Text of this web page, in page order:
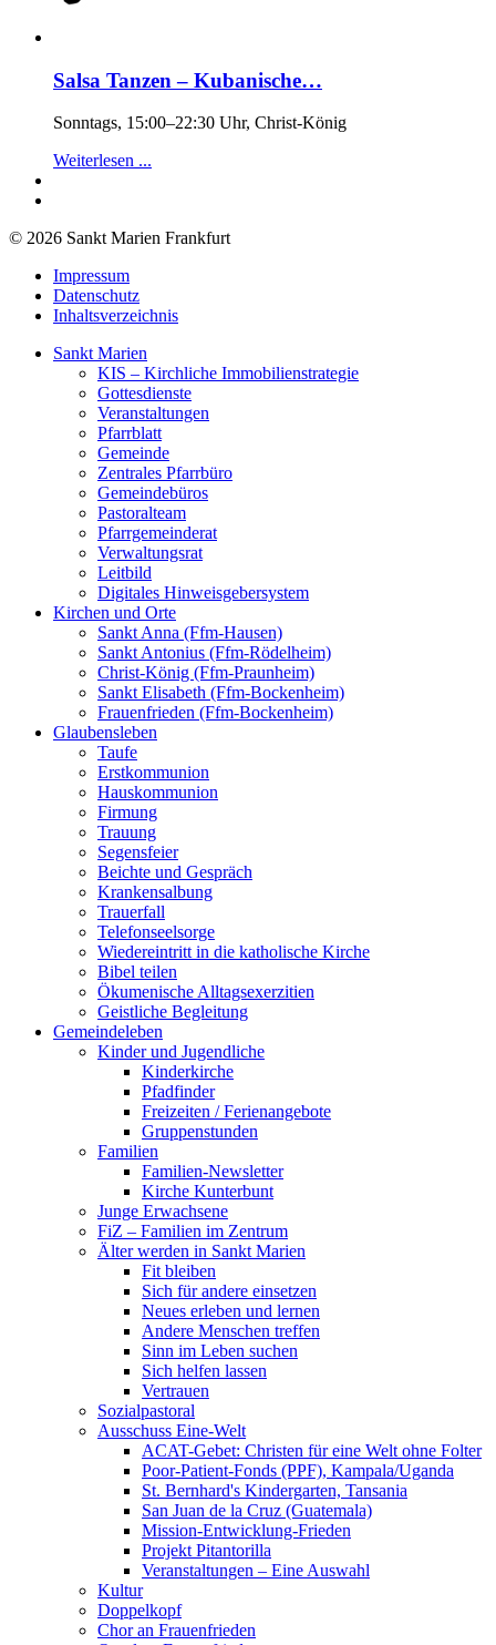
Salsa Tanzen – Kubanische…
Sonntags, 15:00–22:30 Uhr, Christ-König
Weiterlesen ...
© 2026 Sankt Marien Frankfurt
Impressum
Datenschutz
Inhaltsverzeichnis
Sankt Marien
KIS – Kirchliche Immobilienstrategie
Gottesdienste
Veranstaltungen
Pfarrblatt
Gemeinde
Zentrales Pfarrbüro
Gemeindebüros
Pastoralteam
Pfarrgemeinderat
Verwaltungsrat
Leitbild
Digitales Hinweisgebersystem
Kirchen und Orte
Sankt Anna (Ffm-Hausen)
Sankt Antonius (Ffm-Rödelheim)
Christ-König (Ffm-Praunheim)
Sankt Elisabeth (Ffm-Bockenheim)
Frauenfrieden (Ffm-Bockenheim)
Glaubensleben
Taufe
Erstkommunion
Hauskommunion
Firmung
Trauung
Segensfeier
Beichte und Gespräch
Krankensalbung
Trauerfall
Telefonseelsorge
Wiedereintritt in die katholische Kirche
Bibel teilen
Ökumenische Alltagsexerzitien
Geistliche Begleitung
Gemeindeleben
Kinder und Jugendliche
Kinderkirche
Pfadfinder
Freizeiten / Ferienangebote
Gruppenstunden
Familien
Familien-Newsletter
Kirche Kunterbunt
Junge Erwachsene
FiZ – Familien im Zentrum
Älter werden in Sankt Marien
Fit bleiben
Sich für andere einsetzen
Neues erleben und lernen
Andere Menschen treffen
Sinn im Leben suchen
Sich helfen lassen
Vertrauen
Sozialpastoral
Ausschuss Eine-Welt
ACAT-Gebet: Christen für eine Welt ohne Folter
Poor-Patient-Fonds (PPF), Kampala/Uganda
St. Bernhard's Kindergarten, Tansania
San Juan de la Cruz (Guatemala)
Mission-Entwicklung-Frieden
Projekt Pitantorilla
Veranstaltungen – Eine Auswahl
Kultur
Doppelkopf
Chor an Frauenfrieden